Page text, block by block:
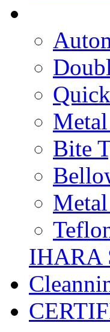
Bite
IHARA